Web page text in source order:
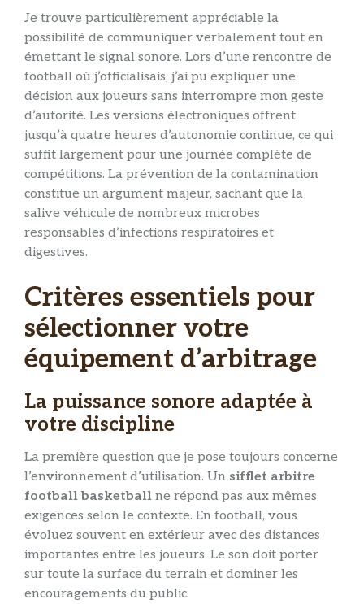
Je trouve particulièrement appréciable la
possibilité de communiquer verbalement tout en
émettant le signal sonore. Lors d’une rencontre de
football où j’officialisais, j’ai pu expliquer une
décision aux joueurs sans interrompre mon geste
d’autorité. Les versions électroniques offrent
jusqu’à quatre heures d’autonomie continue, ce qui
suffit largement pour une journée complète de
compétitions. La prévention de la contamination
constitue un argument majeur, sachant que la
salive véhicule de nombreux microbes
responsables d’infections respiratoires et
digestives.
Critères essentiels pour
sélectionner votre
équipement d’arbitrage
La puissance sonore adaptée à
votre discipline
La première question que je pose toujours concerne
l’environnement d’utilisation. Un sifflet arbitre
football basketball ne répond pas aux mêmes
exigences selon le contexte. En football, vous
évoluez souvent en extérieur avec des distances
importantes entre les joueurs. Le son doit porter
sur toute la surface du terrain et dominer les
encouragements du public.